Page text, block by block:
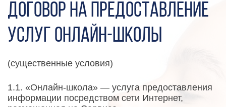
Договор на предоставление
услуг онлайн-школы
(существенные условия)
1.1. «Онлайн-школа» — услуга предоставления
информации посредством сети Интернет,